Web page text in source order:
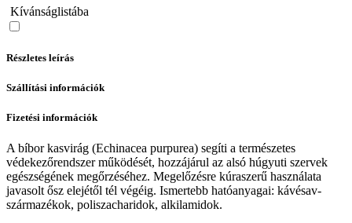
Kívánságlistába
Részletes leírás
Szállítási információk
Fizetési információk
A bíbor kasvirág (Echinacea purpurea) segíti a természetes
védekezőrendszer működését, hozzájárul az alsó húgyuti szervek
egészségének megőrzéséhez. Megelőzésre kúraszerű használata
javasolt ősz elejétől tél végéig. Ismertebb hatóanyagai: kávésav-
származékok, poliszacharidok, alkilamidok.